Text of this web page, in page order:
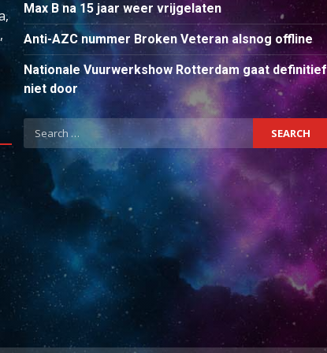
Max B na 15 jaar weer vrijgelaten
Anti-AZC nummer Broken Veteran alsnog offline
Nationale Vuurwerkshow Rotterdam gaat definitief
niet door
Search
for: